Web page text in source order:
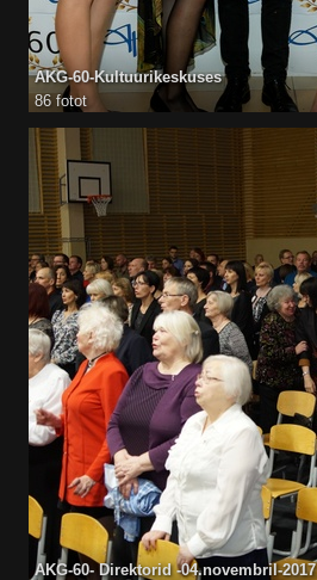
AKG-60-Kultuurikeskuses
86 fotot
AKG-60- Direktorid -04.novembril-2017